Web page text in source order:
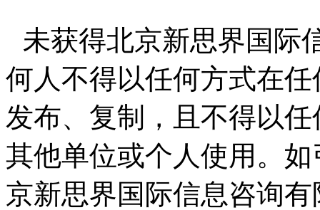
未获得北京新思界国际
何人不得以任何方式在
发布、复制，且不得以
其他单位或个人使用。
京新思界国际信息咨询